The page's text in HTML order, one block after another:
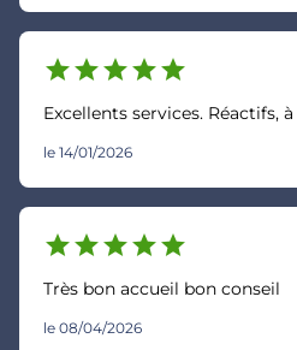
starstarstarstarstar
Excellents services. Réactifs,
le 14/01/2026
starstarstarstarstar
Très bon accueil bon conseil
le 08/04/2026